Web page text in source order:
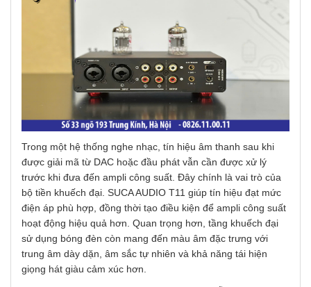
Trong một hệ thống nghe nhạc, tín hiệu âm thanh sau khi
được giải mã từ DAC hoặc đầu phát vẫn cần được xử lý
trước khi đưa đến ampli công suất. Đây chính là vai trò của
bộ tiền khuếch đại. SUCA AUDIO T11 giúp tín hiệu đạt mức
điện áp phù hợp, đồng thời tạo điều kiện để ampli công suất
hoạt động hiệu quả hơn. Quan trọng hơn, tầng khuếch đại
sử dụng bóng đèn còn mang đến màu âm đặc trưng với
trung âm dày dặn, âm sắc tự nhiên và khả năng tái hiện
giọng hát giàu cảm xúc hơn.